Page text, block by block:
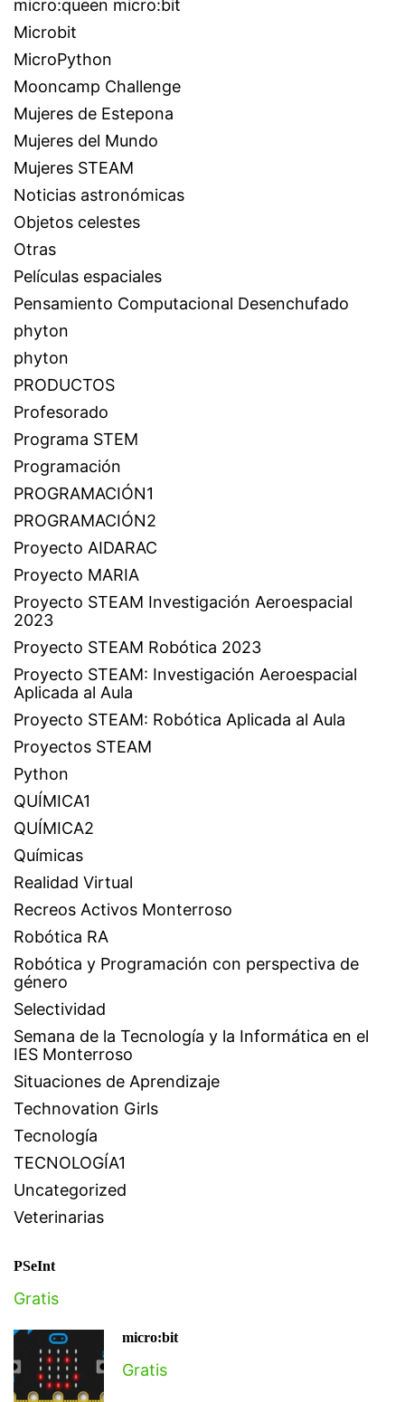
micro:queen micro:bit
Microbit
MicroPython
Mooncamp Challenge
Mujeres de Estepona
Mujeres del Mundo
Mujeres STEAM
Noticias astronómicas
Objetos celestes
Otras
Películas espaciales
Pensamiento Computacional Desenchufado
phyton
phyton
PRODUCTOS
Profesorado
Programa STEM
Programación
PROGRAMACIÓN1
PROGRAMACIÓN2
Proyecto AIDARAC
Proyecto MARIA
Proyecto STEAM Investigación Aeroespacial
2023
Proyecto STEAM Robótica 2023
Proyecto STEAM: Investigación Aeroespacial
Aplicada al Aula
Proyecto STEAM: Robótica Aplicada al Aula
Proyectos STEAM
Python
QUÍMICA1
QUÍMICA2
Químicas
Realidad Virtual
Recreos Activos Monterroso
Robótica RA
Robótica y Programación con perspectiva de
género
Selectividad
Semana de la Tecnología y la Informática en el
IES Monterroso
Situaciones de Aprendizaje
Technovation Girls
Tecnología
TECNOLOGÍA1
Uncategorized
Veterinarias
PSeInt
Gratis
micro:bit
Gratis